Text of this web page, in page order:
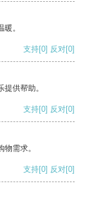
。
支持[0] 反对[0]
供帮助。
支持[0] 反对[0]
需求。
支持[0] 反对[0]